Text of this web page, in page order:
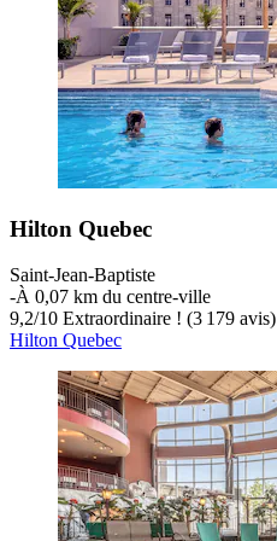
Hilton Quebec
Saint-Jean-Baptiste
‐À 0,07 km du centre-ville
9,2/10 Extraordinaire ! (3 179 avis)
Hilton Quebec